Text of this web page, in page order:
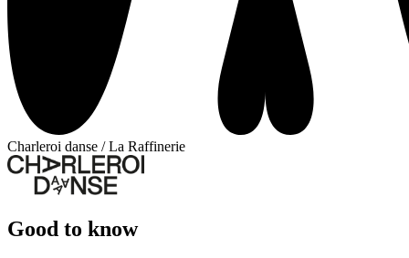
Charleroi danse / La Raffinerie
Good to know